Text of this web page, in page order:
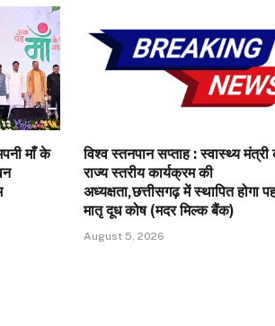
माँ के
विश्व स्तनपान सप्ताह : स्वास्थ्य
राज्य स्तरीय कार्यक्रम की
अध्यक्षता,छत्तीसगढ़ में स्थापित होगा
मातृ दूध कोष (मदर मिल्क बैंक)
August 5, 2026